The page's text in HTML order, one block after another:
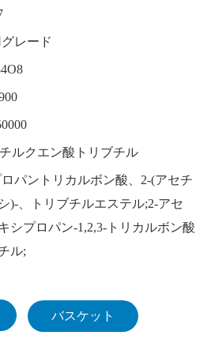
レード
ルクエン酸トリブチル
ロパントリカルボン酸、2-(アセチ
)-、トリブチルエステル;2-アセ
シプロパン-1,2,3-トリカルボン酸
ル;
バスケット